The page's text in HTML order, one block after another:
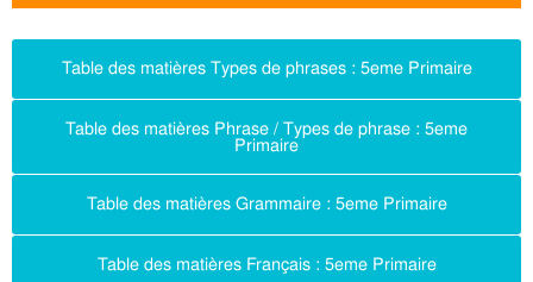
Table des matières Types de phrases : 5eme Primaire
Table des matières Phrase / Types de phrase : 5eme
Primaire
Table des matières Grammaire : 5eme Primaire
Table des matières Français : 5eme Primaire